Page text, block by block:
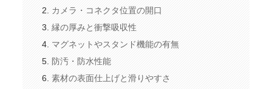
カメラ・コネクタ位置の開口
縁の厚みと衝撃吸収性
マグネットやスタンド機能の有無
防汚・防水性能
素材の表面仕上げと滑りやすさ